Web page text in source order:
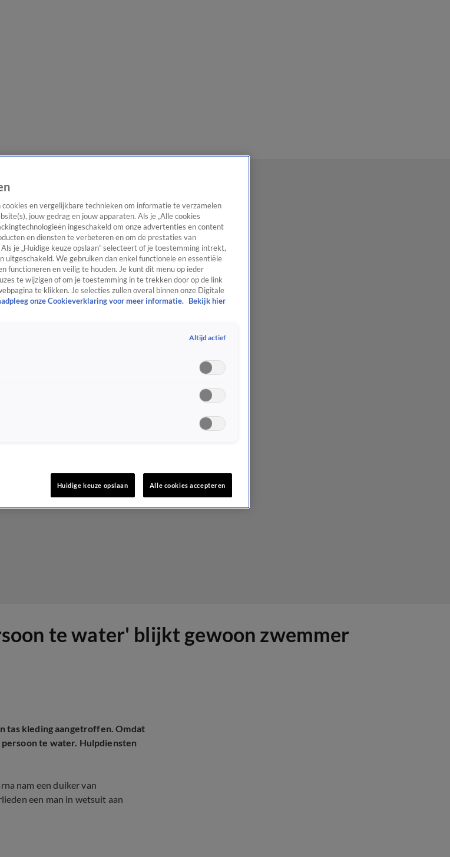
te water' blijkt gewoon zwemmer
tas kleding aangetroffen. Omdat
te water. Hulpdiensten
nam een duiker van
een man in wetsuit aan
en vergelijkbare technieken om informatie te verzamelen
jouw gedrag en jouw apparaten. Als je „Alle cookies
ingeschakeld om onze advertenties en content
en diensten te verbeteren en om de prestaties van
je „Huidige keuze opslaan” selecteert of je toestemming intrekt,
uitgeschakeld. We gebruiken dan enkel functionele en essentiële
functioneren en veilig te houden. Je kunt dit menu op ieder
te wijzigen of om je toestemming in te trekken door op de link
te klikken. Je selecties zullen overal binnen onze Digitale
onze Cookieverklaring voor meer informatie.
Bekijk hier
Altijd actief
Huidige keuze opslaan Alle cookies accepteren